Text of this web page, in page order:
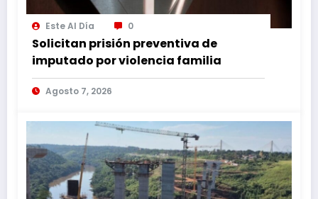
Este Al Día 0
Solicitan prisión preventiva de
imputado por violencia familia
Agosto 7, 2026